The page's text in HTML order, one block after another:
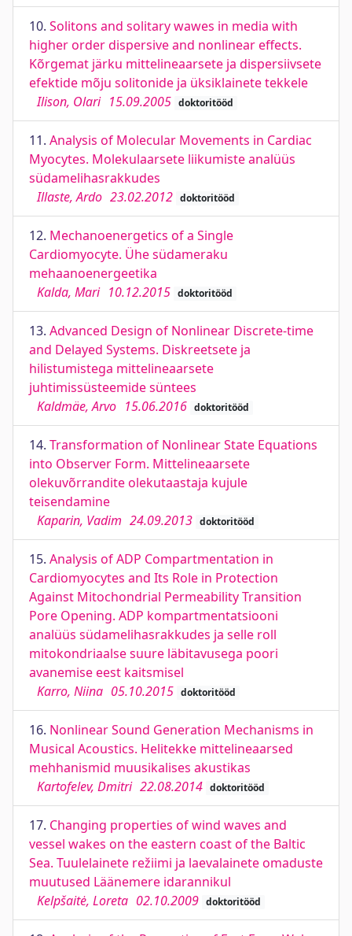
10. Solitons and solitary wawes in media with
higher order dispersive and nonlinear effects.
Kõrgemat järku mittelineaarsete ja dispersiivsete
efektide mõju solitonide ja üksiklainete tekkele
Ilison, Olari 15.09.2005 doktoritööd
11. Analysis of Molecular Movements in Cardiac
Myocytes. Molekulaarsete liikumiste analüüs
südamelihasrakkudes
Illaste, Ardo 23.02.2012 doktoritööd
12. Mechanoenergetics of a Single
Cardiomyocyte. Ühe südameraku
mehaanoenergeetika
Kalda, Mari 10.12.2015 doktoritööd
13. Advanced Design of Nonlinear Discrete-time
and Delayed Systems. Diskreetsete ja
hilistumistega mittelineaarsete
juhtimissüsteemide süntees
Kaldmäe, Arvo 15.06.2016 doktoritööd
14. Transformation of Nonlinear State Equations
into Observer Form. Mittelineaarsete
olekuvõrrandite olekutaastaja kujule
teisendamine
Kaparin, Vadim 24.09.2013 doktoritööd
15. Analysis of ADP Compartmentation in
Cardiomyocytes and Its Role in Protection
Against Mitochondrial Permeability Transition
Pore Opening. ADP kompartmentatsiooni
analüüs südamelihasrakkudes ja selle roll
mitokondriaalse suure läbitavusega poori
avanemise eest kaitsmisel
Karro, Niina 05.10.2015 doktoritööd
16. Nonlinear Sound Generation Mechanisms in
Musical Acoustics. Helitekke mittelineaarsed
mehhanismid muusikalises akustikas
Kartofelev, Dmitri 22.08.2014 doktoritööd
17. Changing properties of wind waves and
vessel wakes on the eastern coast of the Baltic
Sea. Tuulelainete režiimi ja laevalainete omaduste
muutused Läänemere idarannikul
Kelpšaitė, Loreta 02.10.2009 doktoritööd